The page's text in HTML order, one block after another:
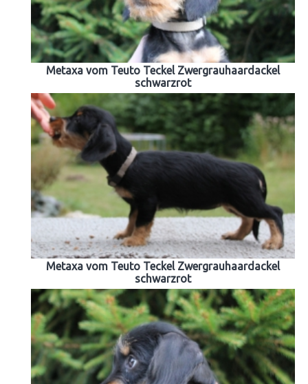
e
n
Metaxa vom Teuto Teckel Zwergrauhaardackel
schwarzrot
Metaxa vom Teuto Teckel Zwergrauhaardackel
schwarzrot